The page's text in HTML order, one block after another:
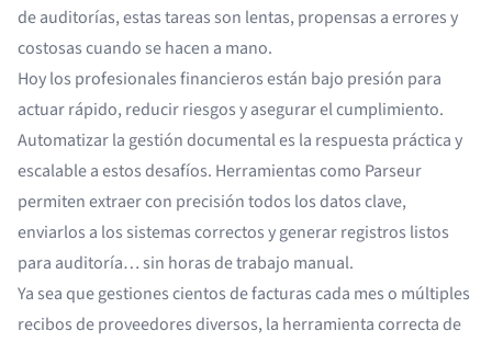
de auditorías, estas tareas son lentas, propensas a errores y
costosas cuando se hacen a mano.
Hoy los profesionales financieros están bajo presión para
actuar rápido, reducir riesgos y asegurar el cumplimiento.
Automatizar la gestión documental es la respuesta práctica y
escalable a estos desafíos. Herramientas como Parseur
permiten extraer con precisión todos los datos clave,
enviarlos a los sistemas correctos y generar registros listos
para auditoría… sin horas de trabajo manual.
Ya sea que gestiones cientos de facturas cada mes o múltiples
recibos de proveedores diversos, la herramienta correcta de